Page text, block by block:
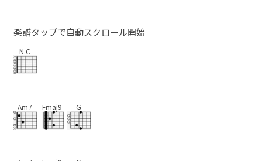
楽譜タップで自動スクロール開始
N.C
Am7 Fmaj9 G